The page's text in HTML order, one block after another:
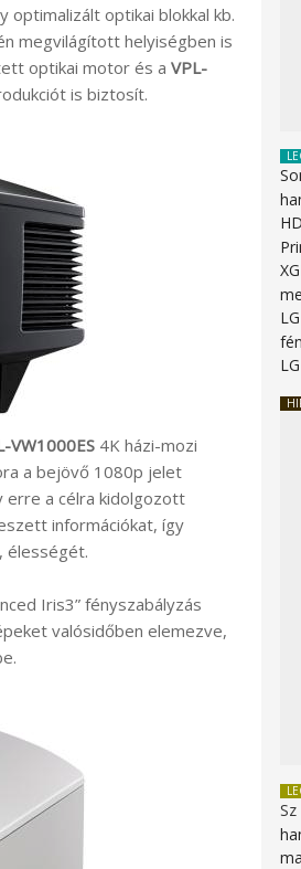
optimalizált optikai blokkal kb.
megvilágított helyiségben is
optikai motor és a VPL-
is biztosít.
VW1000ES 4K házi-mozi
a bejövő 1080p jelet
erre a célra kidolgozott
információkat, így
élességét.
Iris3” fényszabályzás
valósidőben elemezve,